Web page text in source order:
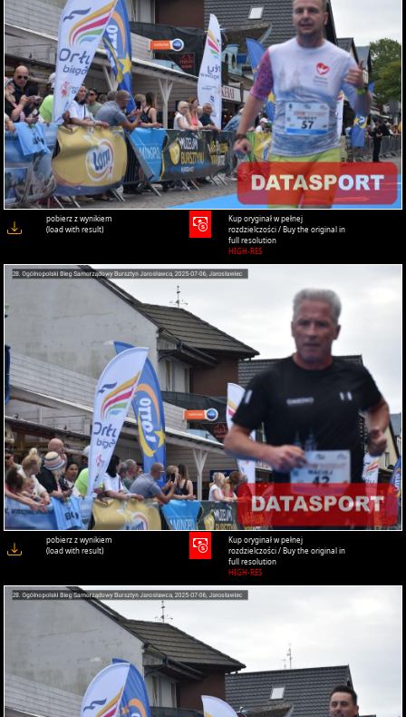
pobierz z wynikiem
(load with result)
Kup oryginał w pełnej
rozdzielczości / Buy the original in
full resolution
HIGH-RES
pobierz z wynikiem
(load with result)
Kup oryginał w pełnej
rozdzielczości / Buy the original in
full resolution
HIGH-RES